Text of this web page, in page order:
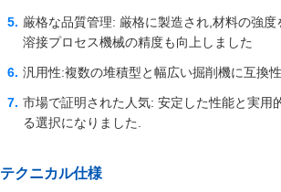
厳格な品質管理: 厳格に製造され,材料の強
溶接プロセス機械の精度も向上しました
汎用性:複数の堆積型と幅広い掘削機に互換
市場で証明された人気: 安定した性能と実用
る選択になりました.
テクニカル仕様